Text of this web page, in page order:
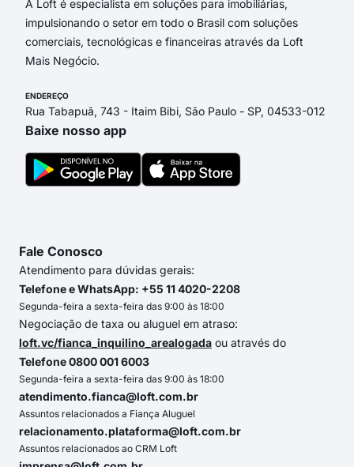
A Loft é especialista em soluções para imobiliárias,
impulsionando o setor em todo o Brasil com soluções
comerciais, tecnológicas e financeiras através da Loft
Mais Negócio.
ENDEREÇO
Rua Tabapuã, 743 - Itaim Bibi, São Paulo - SP, 04533-012
Baixe nosso app
Fale Conosco
Atendimento para dúvidas gerais:
Telefone e WhatsApp: +55 11 4020-2208
Segunda-feira a sexta-feira das 9:00 às 18:00
Negociação de taxa ou aluguel em atraso:
loft.vc/fianca_inquilino_arealogada ou através do
Telefone 0800 001 6003
Segunda-feira a sexta-feira das 9:00 às 18:00
atendimento.fianca@loft.com.br
Assuntos relacionados a Fiança Aluguel
relacionamento.plataforma@loft.com.br
Assuntos relacionados ao CRM Loft